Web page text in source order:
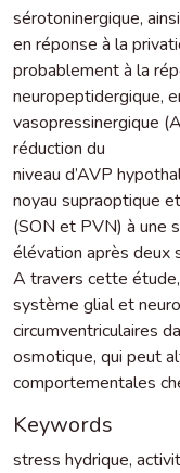
sérotoninergique,
en réponse à la
probablement à la
neuropeptidergique,
vasopressinergique
réduction du
niveau d’AVP
noyau supraoptique
(SON et PVN) à une
élévation après deux
A travers cette
système glial et
circumventriculaires
osmotique, qui peut
comportementales
Keywords
stress hydrique,